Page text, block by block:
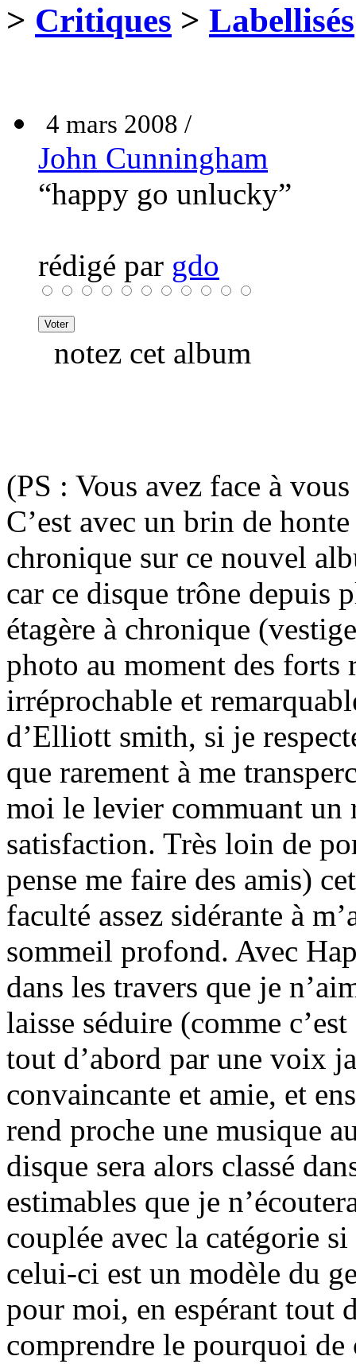
> Critiques > Labellisés
4 mars 2008 /
John Cunningham
“happy go unlucky”
rédigé par gdo
notez cet album
(PS : Vous avez face à
C’est avec un brin de
chronique sur ce nouvel
car ce disque trône depuis
étagère à chronique
photo au moment des forts
irréprochable et
d’Elliott smith, si je
que rarement à me
moi le levier commuant un
satisfaction. Très loin de
pense me faire des amis)
faculté assez sidérante à
sommeil profond. Avec
dans les travers que je
laisse séduire (comme
tout d’abord par une voix
convaincante et amie, et
rend proche une musique
disque sera alors classé
estimables que je
couplée avec la catégorie
celui-ci est un modèle du
pour moi, en espérant tout
comprendre le pourquoi